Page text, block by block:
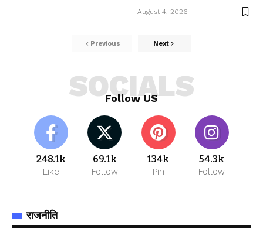
August 4, 2026
Previous Next
Follow US
SOCIALS
248.1k
Like
69.1k
Follow
134k
Pin
54.3k
Follow
राजनीति